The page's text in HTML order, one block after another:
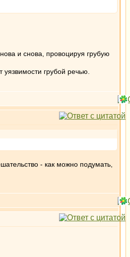
и снова, провоцируя грубую
грубой речью.
- как можно подумать,